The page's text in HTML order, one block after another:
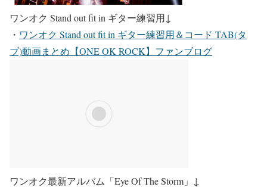
ワンオク Stand out fit in ギター練習用 ↓
・ ワンオク Stand out fit in ギター練習用＆コード TAB(タ
ブ)動画まとめ【ONE OK ROCK】ファンブログ
ワンオク最新アルバム「Eye Of The Storm」
↓